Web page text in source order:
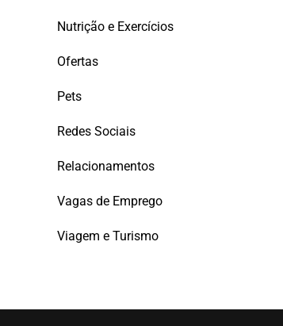
Nutrição e Exercícios
Ofertas
Pets
Redes Sociais
Relacionamentos
Vagas de Emprego
Viagem e Turismo